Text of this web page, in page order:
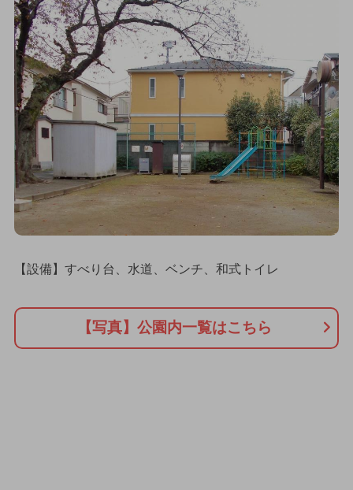
【設備】すべり台、水道、ベンチ、和式トイレ
【写真】公園内一覧はこちら